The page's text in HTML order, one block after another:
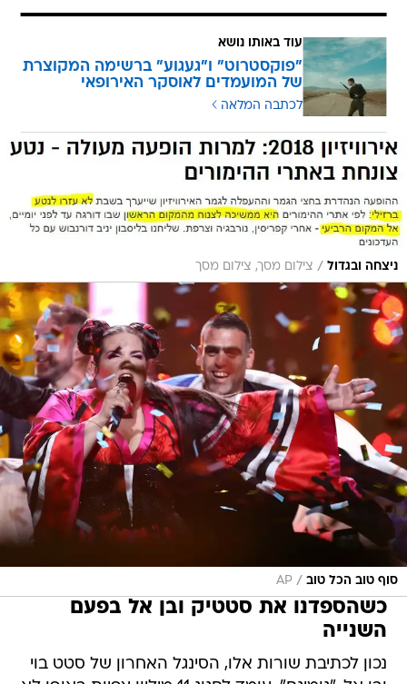
עוד באותו נושא
"פוקסטרוט" ו"געגוע" ברשימה המקוצרת
של המועמדים לאוסקר האירופאי
לכתבה המלאה
ניצחה ובגדול / צילום מסך, צילום מסך
סוף טוב הכל טוב /
AP
כשהספדנו את סטטיק ובן אל בפעם
השנייה
נכון לכתיבת שורות אלו, הסינגל האחרון של סטט בוי